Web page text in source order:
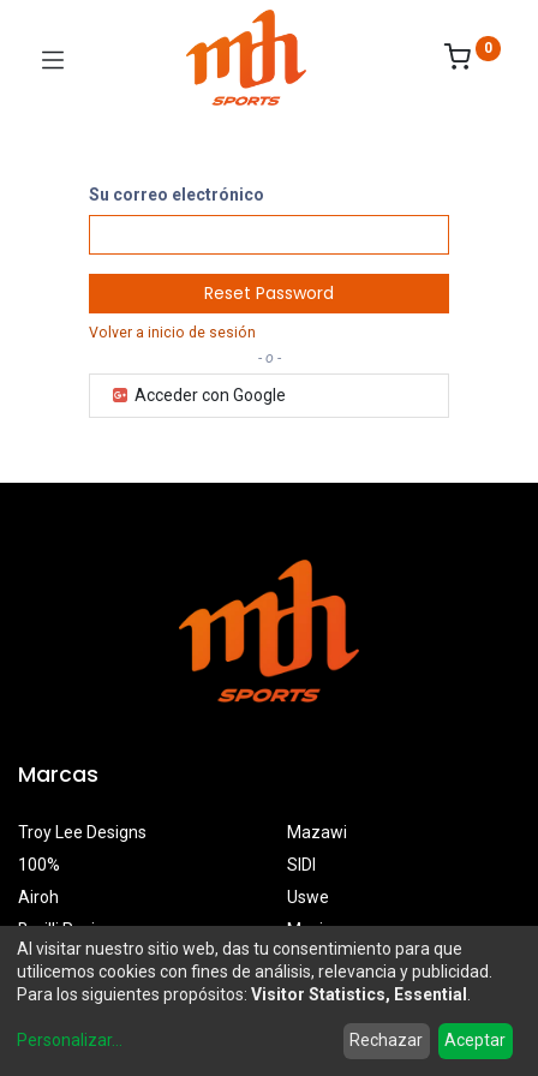
Wishlist Account
0
Su correo electrónico
Reset Password
Volver a inicio de sesión
- o -
Acceder con Google
Marcas
Troy Lee Designs
100%
Airoh
Borilli Racing
Mazawi
SIDI
Uswe
Maxima
MDH Sports
Prolongación Mariano Otero 2929-A, Santa Ana Tepetitlán
Al visitar nuestro sitio web, das tu consentimiento para que
utilicemos cookies con fines de análisis, relevancia y publicidad.
Para los siguientes propósitos: Visitor Statistics, Essential
Personalizar... Rechazar Aceptar